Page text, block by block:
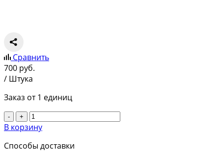
Сравнить
700 руб.
/ Штука
Заказ от 1 единиц
- +
В корзину
Способы доставки